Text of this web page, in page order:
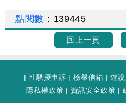
點閱數 ： 139445
回上一頁
|性騷擾申訴 | 檢舉信箱 |遊
隱私權政策 | 資訊安全政策 |